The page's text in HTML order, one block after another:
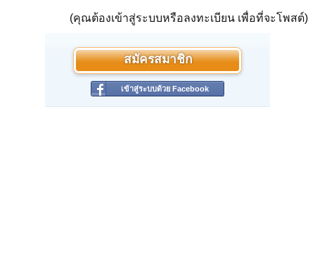
(คุณต้องเข้าสู่ระบบหรือลงทะเบียน เพื่อที่จะโพสต์)
สมัครสมาชิก
เข้าสู่ระบบด้วย Facebook